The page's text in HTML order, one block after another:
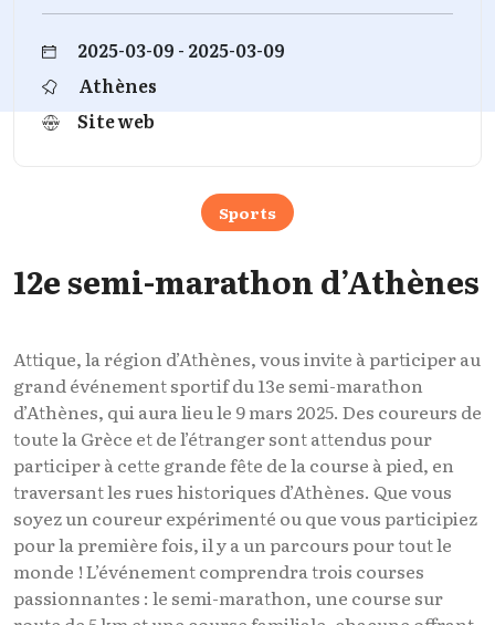
2025-03-09 - 2025-03-09
Athènes
Site web
Sports
12e semi-marathon d’Athènes
Attique, la région d’Athènes, vous invite à participer au
grand événement sportif du 13e semi-marathon
d’Athènes, qui aura lieu le 9 mars 2025. Des coureurs de
toute la Grèce et de l’étranger sont attendus pour
participer à cette grande fête de la course à pied, en
traversant les rues historiques d’Athènes. Que vous
soyez un coureur expérimenté ou que vous participiez
pour la première fois, il y a un parcours pour tout le
monde ! L’événement comprendra trois courses
passionnantes : le semi-marathon, une course sur